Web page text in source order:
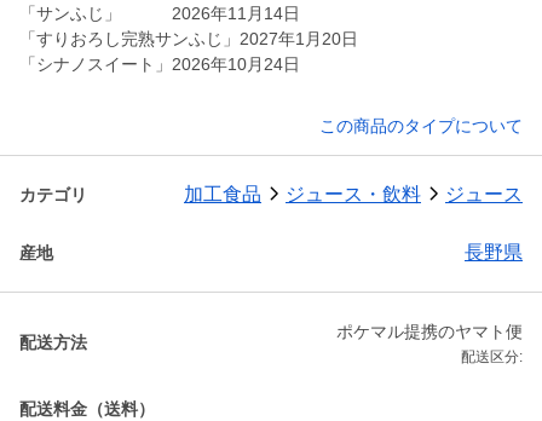
「サンふじ」 2026年11月14日
「すりおろし完熟サンふじ」2027年1月20日
この商品のタイプについて
カテゴリ 加工食品 ジュース・飲料 ジュース
産地 長野県
配送方法
ポケマル提携のヤマト便
配送区分:
配送料金（送料）